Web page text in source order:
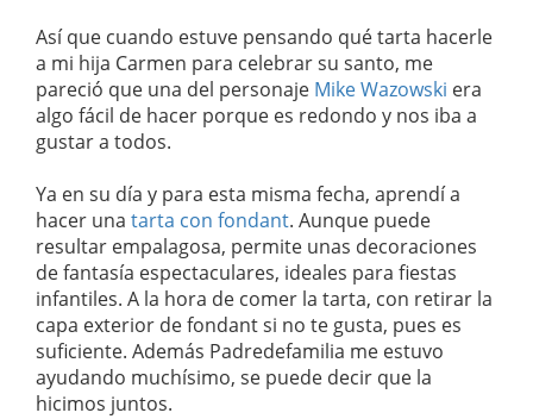
Así que cuando estuve pensando qué tarta hacerle
a mi hija Carmen para celebrar su santo, me
pareció que una del personaje Mike Wazowski era
algo fácil de hacer porque es redondo y nos iba a
gustar a todos.
Ya en su día y para esta misma fecha, aprendí a
hacer una tarta con fondant. Aunque puede
resultar empalagosa, permite unas decoraciones
de fantasía espectaculares, ideales para fiestas
infantiles. A la hora de comer la tarta, con retirar la
capa exterior de fondant si no te gusta, pues es
suficiente. Además Padredefamilia me estuvo
ayudando muchísimo, se puede decir que la
hicimos juntos.